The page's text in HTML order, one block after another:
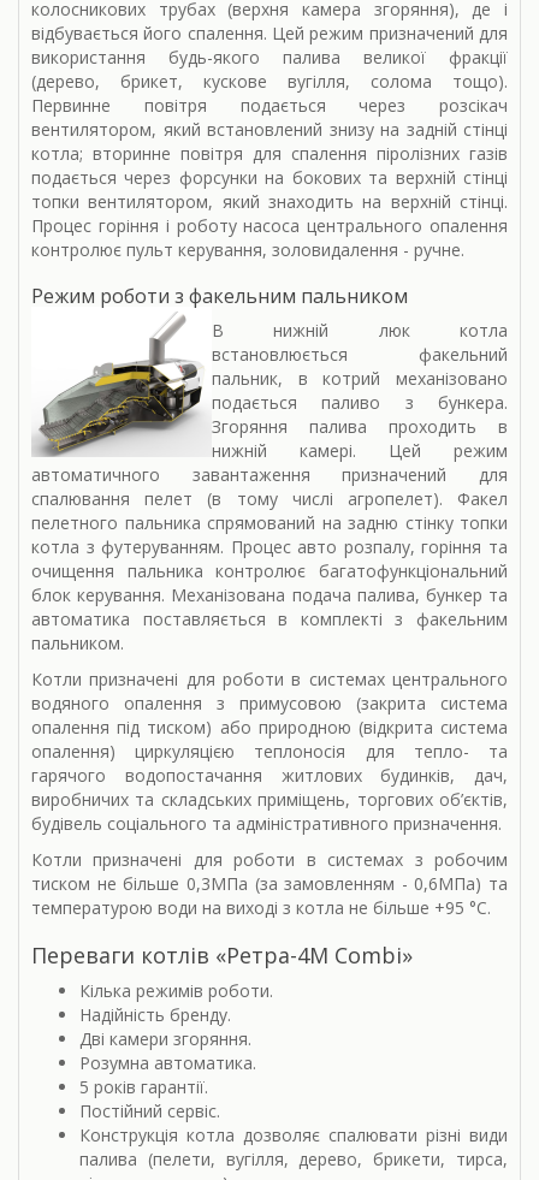
колосникових трубах (верхня камера згоряння), де і
відбувається його спалення. Цей режим призначений для
використання будь-якого палива великої фракції
(дерево, брикет, кускове вугілля, солома тощо).
Первинне повітря подається через розсікач
вентилятором, який встановлений знизу на задній стінці
котла; вторинне повітря для спалення піролізних газів
подається через форсунки на бокових та верхній стінці
топки вентилятором, який знаходить на верхній стінці.
Процес горіння і роботу насоса центрального опалення
контролює пульт керування, золовидалення - ручне.
Режим роботи з факельним пальником
В нижній люк котла
встановлюється факельний
пальник, в котрий механізовано
подається паливо з бункера.
Згоряння палива проходить в
нижній камері. Цей режим
автоматичного завантаження призначений для
спалювання пелет (в тому числі агропелет). Факел
пелетного пальника спрямований на задню стінку топки
котла з футеруванням. Процес авто розпалу, горіння та
очищення пальника контролює багатофункціональний
блок керування. Механізована подача палива, бункер та
автоматика поставляється в комплекті з факельним
пальником.
Котли призначені для роботи в системах центрального
водяного опалення з примусовою (закрита система
опалення під тиском) або природною (відкрита система
опалення) циркуляцією теплоносія для тепло- та
гарячого водопостачання житлових будинків, дач,
виробничих та складських приміщень, торгових об’єктів,
будівель соціального та адміністративного призначення.
Котли призначені для роботи в системах з робочим
тиском не більше 0,3МПа (за замовленням - 0,6МПа) та
температурою води на виході з котла не більше +95 °С.
Переваги котлів «Ретра-4М Combi»
Кілька режимів роботи.
Надійність бренду.
Дві камери згоряння.
Розумна автоматика.
5 років гарантії.
Постійний сервіс.
Конструкція котла дозволяє спалювати різні види
палива (пелети, вугілля, дерево, брикети, тирса,